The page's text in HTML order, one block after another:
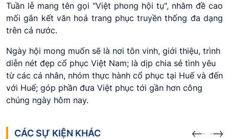
Tuần lễ mang tên gọi "Việt phong hội tụ", nhằm đề cao
mối gắn kết văn hoá trang phục truyền thống đa dạng
trên cả nước.
Ngày hội mong muốn sẽ là nơi tôn vinh, giới thiệu, trình
diễn nét đẹp cổ phục Việt Nam; là dịp chia sẻ tình yêu
từ các cá nhân, nhóm thực hành cổ phục tại Huế và đến
với Huế; góp phần đưa Việt phục tới gần hơn công
chúng ngày hôm nay.
CÁC SỰ KIỆN KHÁC